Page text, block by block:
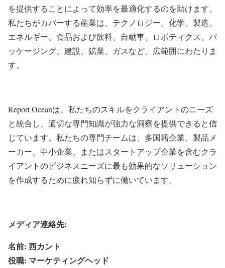
を提供することによって効率を最適化するのを助けます。
私たちがカバーする産業は、テクノロジー、化学、製造、
エネルギー、食品および飲料、自動車、ロボティクス、パ
ッケージング、建設、鉱業、ガスなど、広範囲にわたりま
す。
Report Oceanは、私たちのスキルをクライアントのニーズ
と統合し、適切な専門知識が強力な洞察を提供できると信
じています。私たちの専門チームは、多国籍企業、製品メ
ーカー、中小企業、またはスタートアップ企業を含むクラ
イアントのビジネスニーズに最も効果的なソリューション
を作成するために疲れ知らずに働いています。
メディア連絡先:
名前: 西カント
役職: マーケティングヘッド